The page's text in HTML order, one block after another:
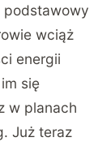
podstawowy
wciąż
energii
się
w planach
Już teraz